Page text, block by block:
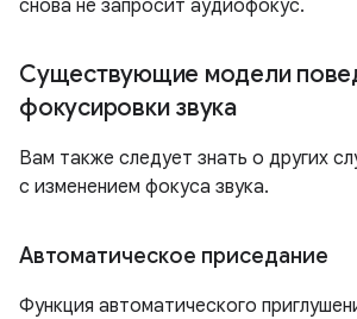
снова не запросит аудиофокус.
Существующие модели
фокусировки звука
Вам также следует знать о других
с изменением фокуса звука.
Автоматическое приседание
Функция автоматического